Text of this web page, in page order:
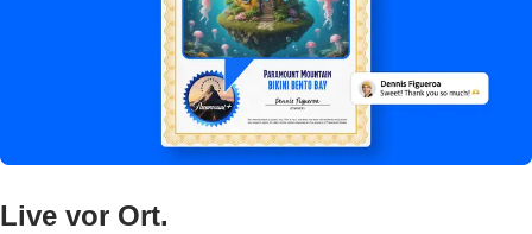
Live vor Ort.